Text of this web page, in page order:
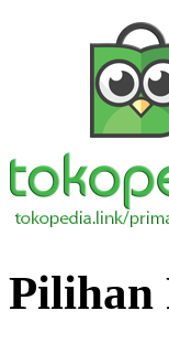
Pilihan